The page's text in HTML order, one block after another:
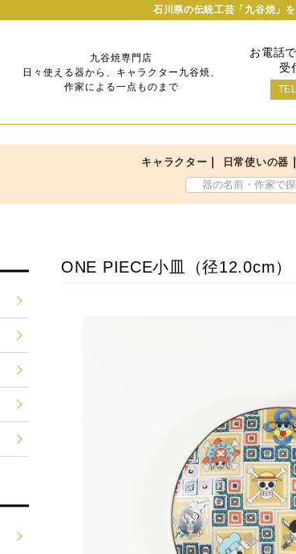
石川県の伝統工芸「九谷焼」
九谷焼専門店
日々使える器から、キャラクター九谷焼、
作家による一点ものまで
お電話
受
TEL
キャラクター 日常使いの器
ONE PIECE小皿（径12.0cm